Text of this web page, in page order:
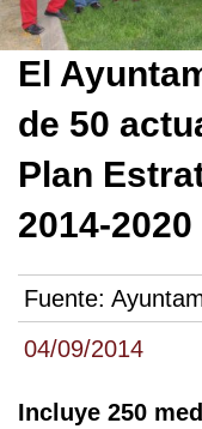
04/09/2014
El
de 50
Plan
2014-2020
Fuente:
Incluye 250